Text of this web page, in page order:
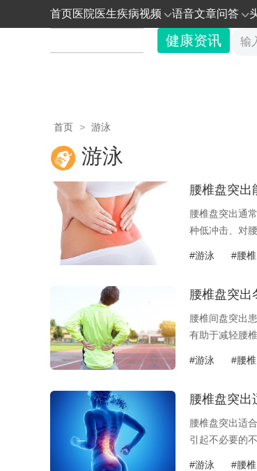
首页医院医生疾病视频 语音文章问答
健康资讯
首页 > 游泳
游泳
腰椎盘突出
腰椎盘突出通
种低冲击、对
#游泳 #腰椎
腰椎盘突出
腰椎间盘突出
有助于减轻腰
#游泳 #腰椎
腰椎盘突出
腰椎盘突出适
引起不必要的
#游泳 #腰椎